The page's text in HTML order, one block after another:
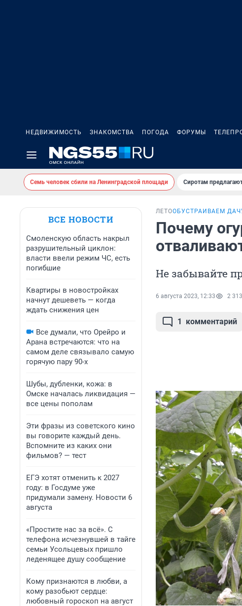
НЕДВИЖИМОСТЬ ЗНАКОМСТВА ПОГОДА ФОРУМЫ
Семь человек сбили на Ленинградской площади Сиротам
ВСЕ НОВОСТИ
Смоленскую область накрыл
разрушительный циклон:
власти ввели режим ЧС, есть
погибшие
Квартиры в новостройках
начнут дешеветь — когда
ждать снижения цен
Все думали, что Орейро и
Арана встречаются: что на
самом деле связывало самую
горячую пару 90-х
Шубы, дубленки, кожа: в
Омске началась ликвидация —
все цены пополам
Эти фразы из советского кино
вы говорите каждый день.
Вспомните из каких они
фильмов? — тест
ЕГЭ хотят отменить к 2027
году: в Госдуме уже
придумали замену. Новости 6
августа
«Простите нас за всё». С
телефона исчезнувшей в тайге
семьи Усольцевых пришло
леденящее душу сообщение
Кому признаются в любви, а
кому разобьют сердце:
любовный гороскоп на август
ЛЕТООБУСТРАИВАЕМ
Почему
Не забывайте
6 августа 2023, 12:33 2 313
1 комментарий